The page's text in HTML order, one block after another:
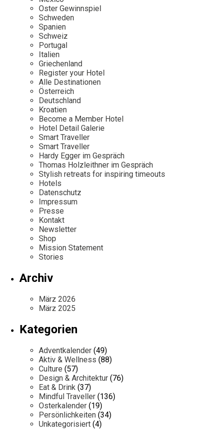
Mexico
Niederlande
Österreich
Portugal
Schweden
Spanien
Schweiz
Persönlichkeiten
Our Story
Career
Kontakt
Impressum
Oster Gewinnspiel
Schweden
Spanien
Schweiz
Portugal
Italien
Griechenland
Register your Hotel
Alle Destinationen
Österreich
Deutschland
Kroatien
Become a Member Hotel
Hotel Detail Galerie
Smart Traveller
Smart Traveller
Hardy Egger im Gespräch
Thomas Holzleithner im Gespräch
Stylish retreats for inspiring timeouts
Hotels
Datenschutz
Impressum
Presse
Kontakt
Newsletter
Shop
Mission Statement
Stories
Archiv
März 2026
März 2025
Kategorien
Adventkalender (49)
Aktiv & Wellness (88)
Culture (57)
Design & Architektur (76)
Eat & Drink (37)
Mindful Traveller (136)
Osterkalender (19)
Persönlichkeiten (34)
Unkategorisiert (4)